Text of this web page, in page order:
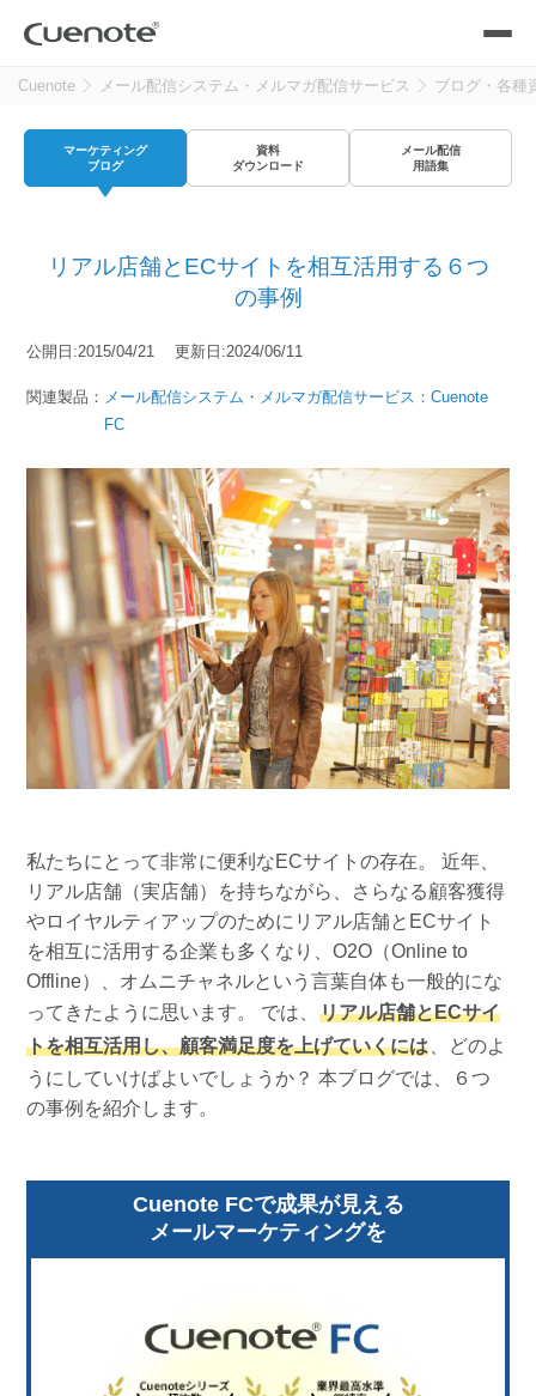
メール配信システム
メールリレーサーバー
kintone（キントーン）メール配信
認証サービス
Webプッシュ通知サービス
アンケートシステム・フォーム
緊急参集・安否確認
SNSプロモーション支援事業
（当社グループ企業）
活用シーン
組織的に管理
効果改善・顧客育成
システム連携・効率化
セキュリティ対策
デジタルマーケティング
ブログ・各種資料
ブログ・各種資料トップ
マーケティングブログ
資料ダウンロード
メール配信用語集
資料請求・お問い合わせ
無料トライアル
東京 03-6820-0515 大阪 06-6131-9960
（平日 10:00〜18:00）
Cuenote メール配信システム・メルマガ配信サービス ブログ・各種
マーケティング
ブログ
資料
ダウンロード
メール配信
用語集
リアル店舗とECサイトを相互活用する６つ
の事例
公開日:2015/04/21 更新日:2024/06/11
関連製品： メール配信システム・メルマガ配信サービス：Cuenote
FC
私たちにとって非常に便利なECサイトの存在。 近年、
リアル店舗（実店舗）を持ちながら、さらなる顧客獲得
やロイヤルティアップのためにリアル店舗とECサイト
を相互に活用する企業も多くなり、O2O（Online to
Offline）、オムニチャネルという言葉自体も一般的にな
ってきたように思います。 では、 リアル店舗とECサイ
トを相互活用し、顧客満足度を上げていくには、どのよ
うにしていけばよいでしょうか？ 本ブログでは、６つ
の事例を紹介します。
Cuenote FCで成果が見える
メールマーケティングを